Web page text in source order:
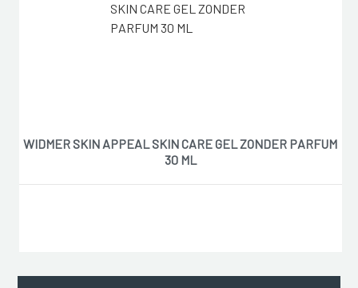
WIDMER SKIN APPEAL SKIN CARE GEL ZONDER PARFUM
30 ML